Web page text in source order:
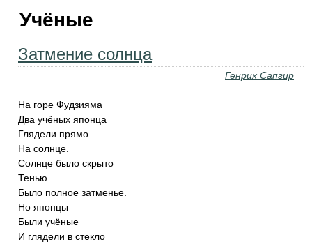
Учёные
Затмение солнца
Генрих Сапгир
На горе Фудзияма
Два учёных японца
Глядели прямо
На солнце.
Солнце было скрыто
Тенью.
Было полное затменье.
Но японцы
Были учёные
И глядели в стекло